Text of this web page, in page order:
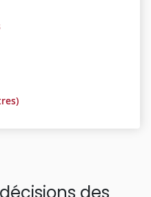
des